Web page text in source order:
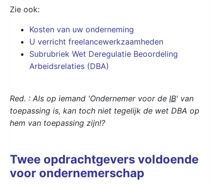
Zie ook:
Kosten van uw onderneming
U verricht freelancewerkzaamheden
Subrubriek Wet Deregulatie Beoordeling
Arbeidsrelaties (DBA)
Red. : Als op iemand 'Ondernemer voor de IB' van
toepassing is, kan toch niet tegelijk de wet DBA op
hem van toepassing zijn!?
Twee opdrachtgevers voldoende
voor ondernemerschap